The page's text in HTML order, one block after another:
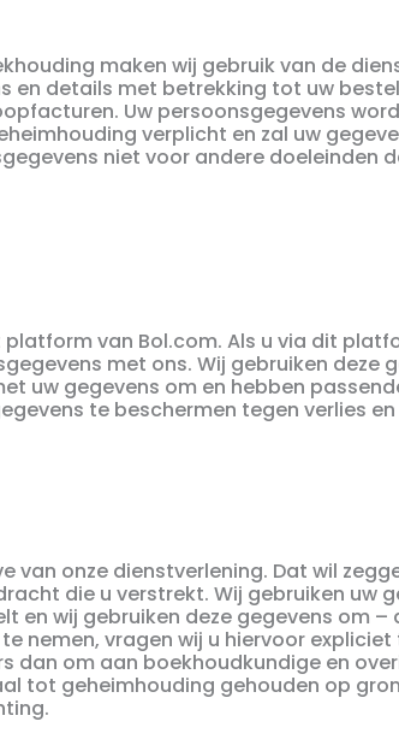
maken wij gebruik van de
en details met betrekking tot uw
Uw persoonsgegevens
verplicht en zal uw
niet voor andere doeleinden
van Bol.com. Als u via dit
met ons. Wij gebruiken deze
uw gegevens om en hebben
te beschermen tegen verlies
van onze dienstverlening. Dat wil
die u verstrekt. Wij gebruiken uw
en wij gebruiken deze gegevens om –
nemen, vragen wij u hiervoor
dan om aan boekhoudkundige en
tot geheimhouding gehouden op